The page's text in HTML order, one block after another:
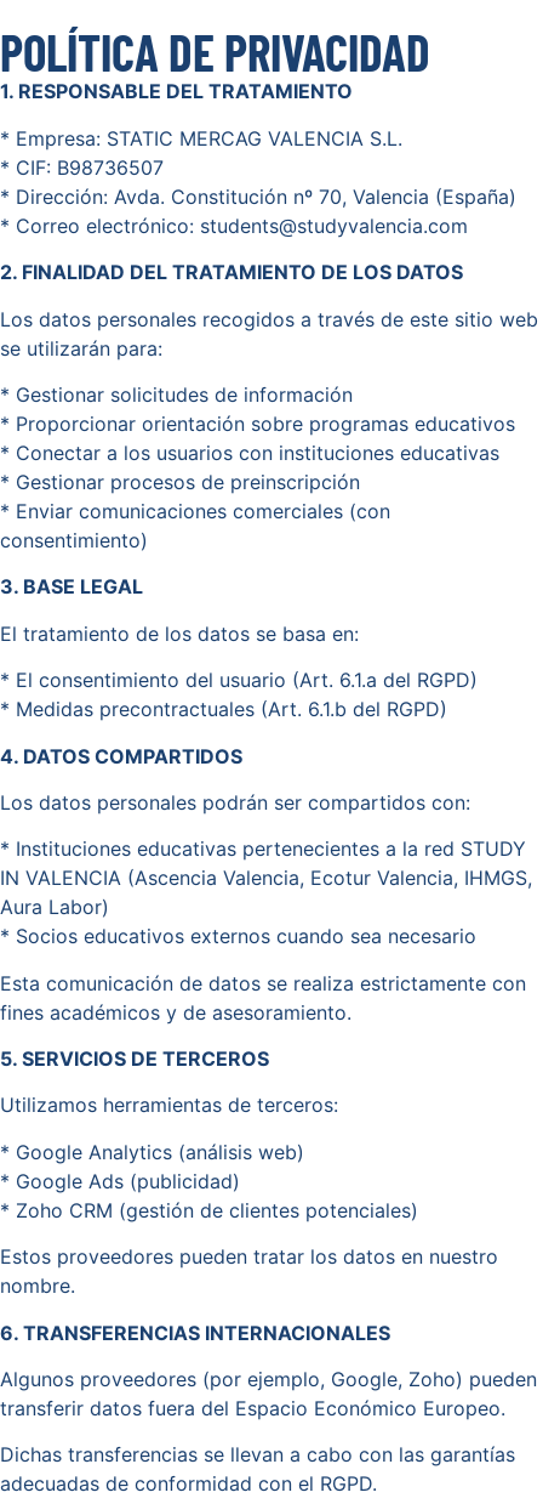
POLÍTICA DE PRIVACIDAD
1. RESPONSABLE DEL TRATAMIENTO
* Empresa: STATIC MERCAG VALENCIA S.L.
* CIF: B98736507
* Dirección: Avda. Constitución nº 70, Valencia (España)
* Correo electrónico: students@studyvalencia.com
2. FINALIDAD DEL TRATAMIENTO DE LOS DATOS
Los datos personales recogidos a través de este sitio web
se utilizarán para:
* Gestionar solicitudes de información
* Proporcionar orientación sobre programas educativos
* Conectar a los usuarios con instituciones educativas
* Gestionar procesos de preinscripción
* Enviar comunicaciones comerciales (con
consentimiento)
3. BASE LEGAL
El tratamiento de los datos se basa en:
* El consentimiento del usuario (Art. 6.1.a del RGPD)
* Medidas precontractuales (Art. 6.1.b del RGPD)
4. DATOS COMPARTIDOS
Los datos personales podrán ser compartidos con:
* Instituciones educativas pertenecientes a la red STUDY
IN VALENCIA (Ascencia Valencia, Ecotur Valencia, IHMGS,
Aura Labor)
* Socios educativos externos cuando sea necesario
Esta comunicación de datos se realiza estrictamente con
fines académicos y de asesoramiento.
5. SERVICIOS DE TERCEROS
Utilizamos herramientas de terceros:
* Google Analytics (análisis web)
* Google Ads (publicidad)
* Zoho CRM (gestión de clientes potenciales)
Estos proveedores pueden tratar los datos en nuestro
nombre.
6. TRANSFERENCIAS INTERNACIONALES
Algunos proveedores (por ejemplo, Google, Zoho) pueden
transferir datos fuera del Espacio Económico Europeo.
Dichas transferencias se llevan a cabo con las garantías
adecuadas de conformidad con el RGPD.